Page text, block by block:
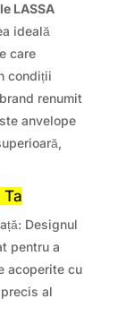
LASSA
ideală
care
condiții
renumit
anvelope
Designul
pentru a
acoperite cu
al